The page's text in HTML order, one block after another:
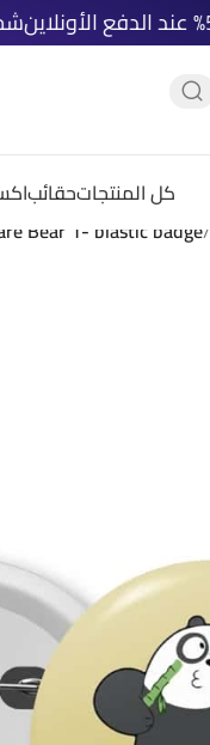
شحن مجاني لكل
كل المنتجاتحقائب
/
Bear 1- blastic badge